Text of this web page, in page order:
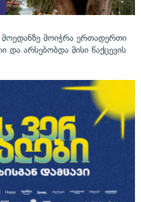
მოიჭრა ერთადერთი
არსებობდა მისი წაქცევის